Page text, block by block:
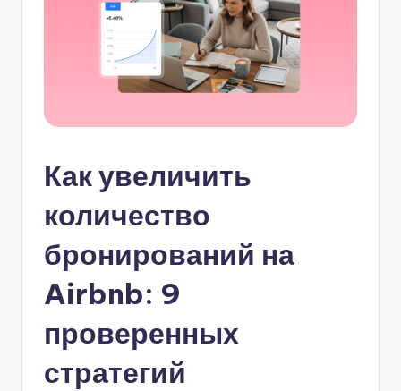
Как увеличить
количество
бронирований на
Airbnb: 9
проверенных
стратегий